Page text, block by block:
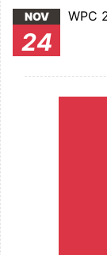
NOV
24
WPC